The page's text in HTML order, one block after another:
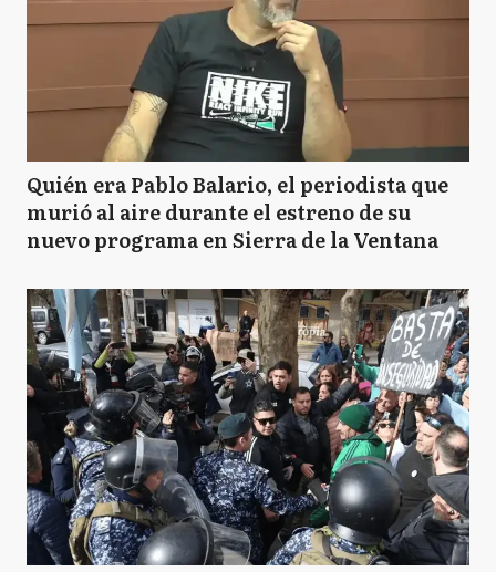
Quién era Pablo Balario, el periodista que
murió al aire durante el estreno de su
nuevo programa en Sierra de la Ventana